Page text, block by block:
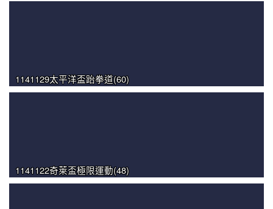
1141129太平洋盃跆拳道(60)
1141122奇萊盃極限運動(48)